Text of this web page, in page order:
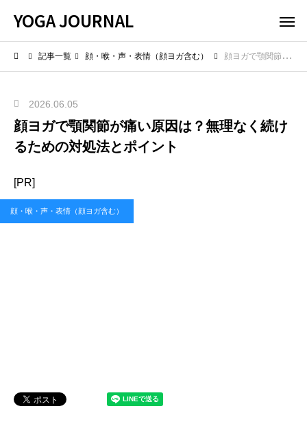
YOGA JOURNAL
記事一覧 顔・喉・声・表情（顔ヨガ含む） 顔ヨガで顎関節が痛い原因は？無理なく続けるための対処法とポイント
2026.06.05
顔ヨガで顎関節が痛い原因は？無理なく続け
るための対処法とポイント
[PR]
顔・喉・声・表情（顔ヨガ含む）